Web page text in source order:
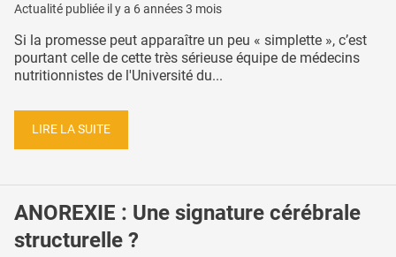
Actualité publiée il y a 6 années 3 mois
Si la promesse peut apparaître un peu « simplette », c’est
pourtant celle de cette très sérieuse équipe de médecins
nutritionnistes de l'Université du...
LIRE LA SUITE
ANOREXIE : Une signature cérébrale
structurelle ?